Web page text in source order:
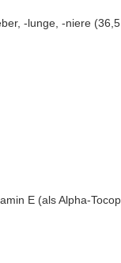
-lunge, -niere
E (als Alpha-